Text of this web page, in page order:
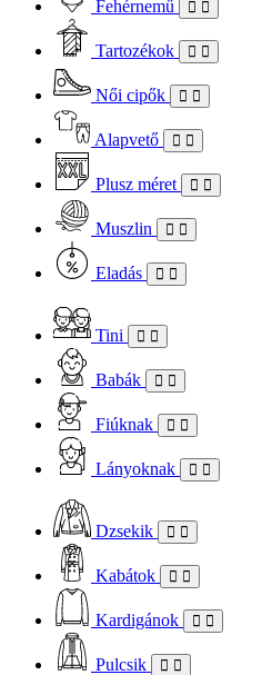
Fehérnemű
Tartozékok
Női cipők
Alapvető
Plusz méret
Muszlin
Eladás
Tini
Babák
Fiúknak
Lányoknak
Dzsekik
Kabátok
Kardigánok
Pulcsik